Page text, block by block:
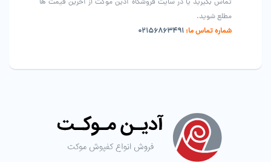
تماس بگیرید یا در سایت فروشگاه آدین موکت از آخرین قیمت ها
مطلع شوید.
شماره تماس ما: 02156863491